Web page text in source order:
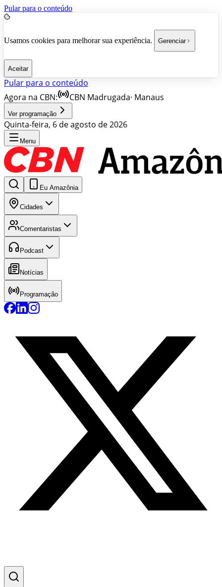
Pular para o conteúdo
Usamos cookies para melhorar sua experiência. Gerenciar
Aceitar
Pular para o conteúdo
Agora na CBN:
CBN Madrugada· Manaus
Ver programação
Quinta-feira, 6 de agosto de 2026
Menu
Eu Amazônia
Cidades
Comentaristas
Podcast
Notícias
Programação